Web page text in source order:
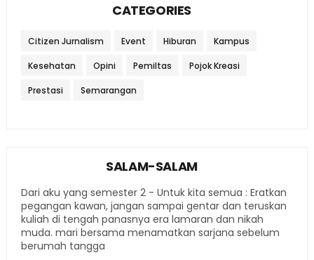
CATEGORIES
Citizen Jurnalism Event Hiburan Kampus
Kesehatan Opini Pemiltas Pojok Kreasi
Prestasi Semarangan
SALAM-SALAM
Dari aku yang semester 2 - Untuk kita semua : Eratkan
pegangan kawan, jangan sampai gentar dan teruskan
kuliah di tengah panasnya era lamaran dan nikah
muda. mari bersama menamatkan sarjana sebelum
berumah tangga